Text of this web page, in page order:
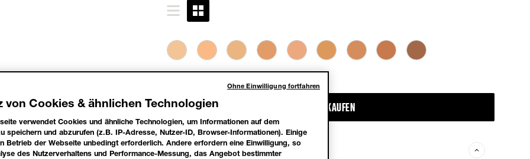
JETZT KAUFEN
ÜBER
von Cookies & ähnlichen Technologien
verwendet Cookies und ähnliche Technologien, um Informationen auf dem
speichern und abzurufen (z.B. IP-Adresse, Nutzer-ID, Browser-Informationen). Einige
Betrieb der Webseite unbedingt erforderlich. Andere erfordern eine Einwilligung, so
des Nutzerverhaltens und Performance-Messung, das Angebot bestimmter
Ohne Einwilligung fortfahren